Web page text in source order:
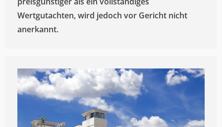
Wertgutachten, wird jedoch vor Gericht nicht
anerkannt.